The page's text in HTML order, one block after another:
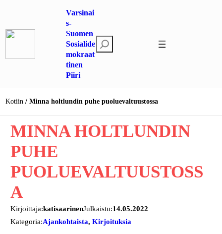
Varsinai
s-
Suomen
Sosialide
mokraat
tinen
Piiri
t
Kotiin Minna holtlundin puhe puoluevaltuustossa
MINNA HOLTLUNDIN
PUHE
PUOLUEVALTUUSTOSS
A
Kirjoittaja:katisaarinenJulkaistu:14.05.2022
Kategoria:Ajankohtaista, Kirjoituksia